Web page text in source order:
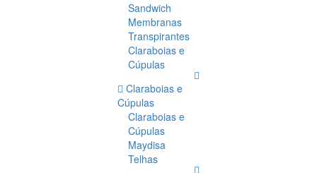
Sandwich
Membranas
Transpirantes
Claraboias e
Cúpulas
Claraboias e
Cúpulas
Claraboias e
Cúpulas
Maydisa
Telhas